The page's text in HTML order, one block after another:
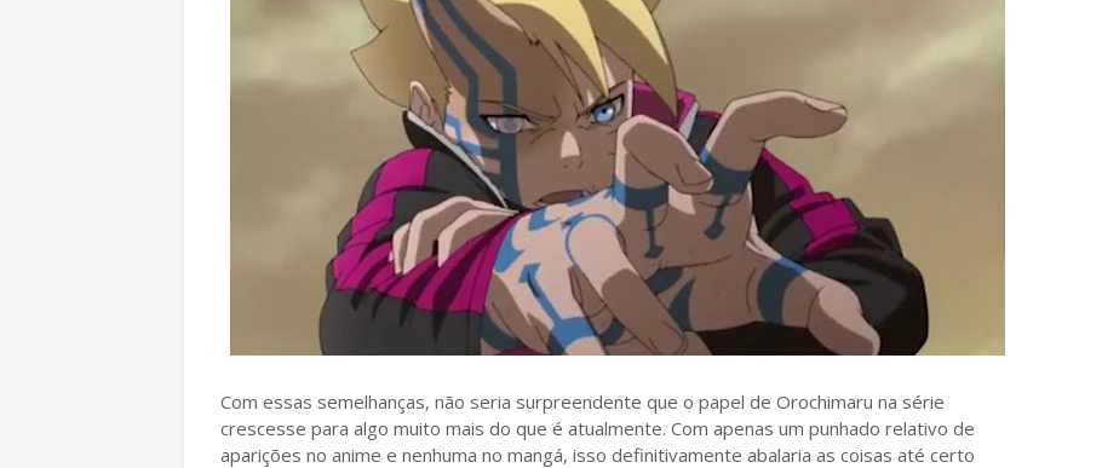
Com essas semelhanças, não seria surpreendente que o papel de Orochimaru na série
crescesse para algo muito mais do que é atualmente. Com apenas um punhado relativo de
aparições no anime e nenhuma no mangá, isso definitivamente abalaria as coisas até certo